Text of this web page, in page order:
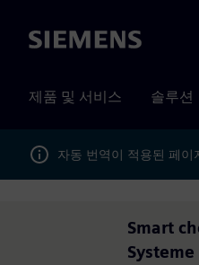
Siemens
제품 및 서비스 솔루션
자동 번역이 적용된 페이
Smart
Systeme